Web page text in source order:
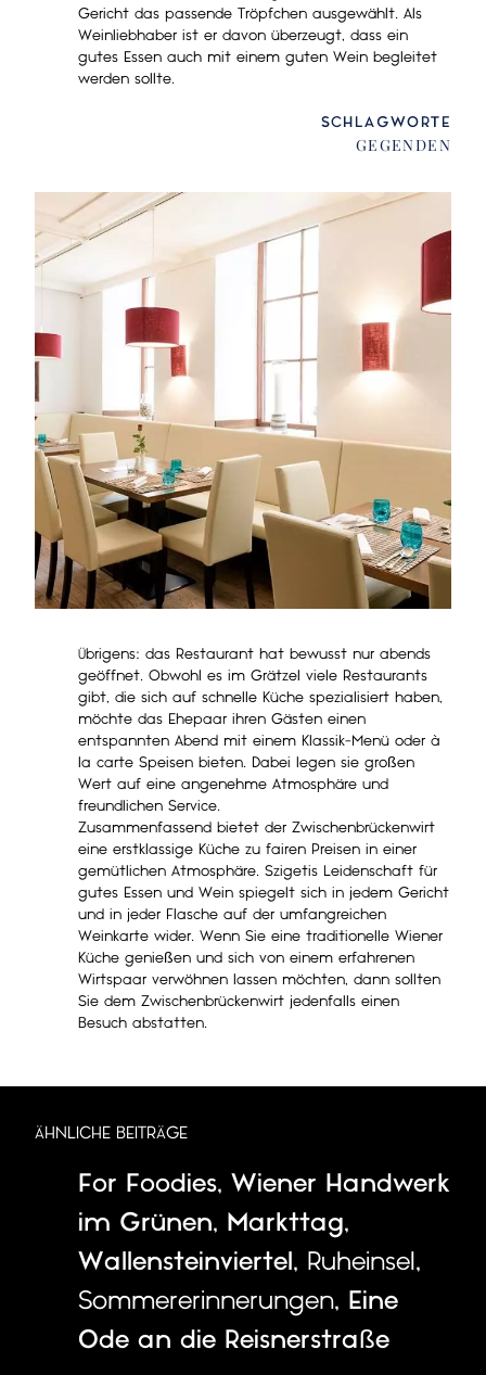
Gericht das passende Tröpfchen ausgewählt. Als
Weinliebhaber ist er davon überzeugt, dass ein
gutes Essen auch mit einem guten Wein begleitet
werden sollte.
SCHLAGWORTE
GEGENDEN
Übrigens: das Restaurant hat bewusst nur abends
geöffnet. Obwohl es im Grätzel viele Restaurants
gibt, die sich auf schnelle Küche spezialisiert haben,
möchte das Ehepaar ihren Gästen einen
entspannten Abend mit einem Klassik-Menü oder à
la carte Speisen bieten. Dabei legen sie großen
Wert auf eine angenehme Atmosphäre und
freundlichen Service.
Zusammenfassend bietet der Zwischenbrückenwirt
eine erstklassige Küche zu fairen Preisen in einer
gemütlichen Atmosphäre. Szigetis Leidenschaft für
gutes Essen und Wein spiegelt sich in jedem Gericht
und in jeder Flasche auf der umfangreichen
Weinkarte wider. Wenn Sie eine traditionelle Wiener
Küche genießen und sich von einem erfahrenen
Wirtspaar verwöhnen lassen möchten, dann sollten
Sie dem Zwischenbrückenwirt jedenfalls einen
Besuch abstatten.
ÄHNLICHE BEITRÄGE
For Foodies, Wiener Handwerk
im Grünen, Markttag,
Wallensteinviertel , Ruheinsel ,
Sommererinnerungen, Eine
Ode an die Reisnerstraße